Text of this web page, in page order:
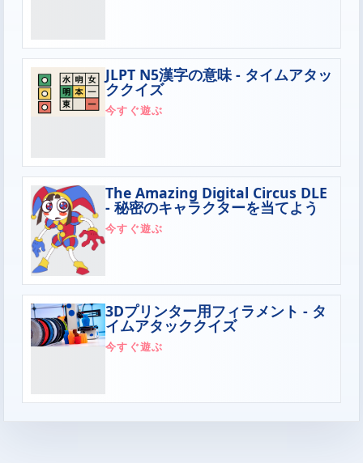
JLPT N5漢字の意味 - タイムアタッ
ククイズ
今すぐ遊ぶ
The Amazing Digital Circus DLE
- 秘密のキャラクターを当てよう
今すぐ遊ぶ
3Dプリンター用フィラメント - タ
イムアタッククイズ
今すぐ遊ぶ